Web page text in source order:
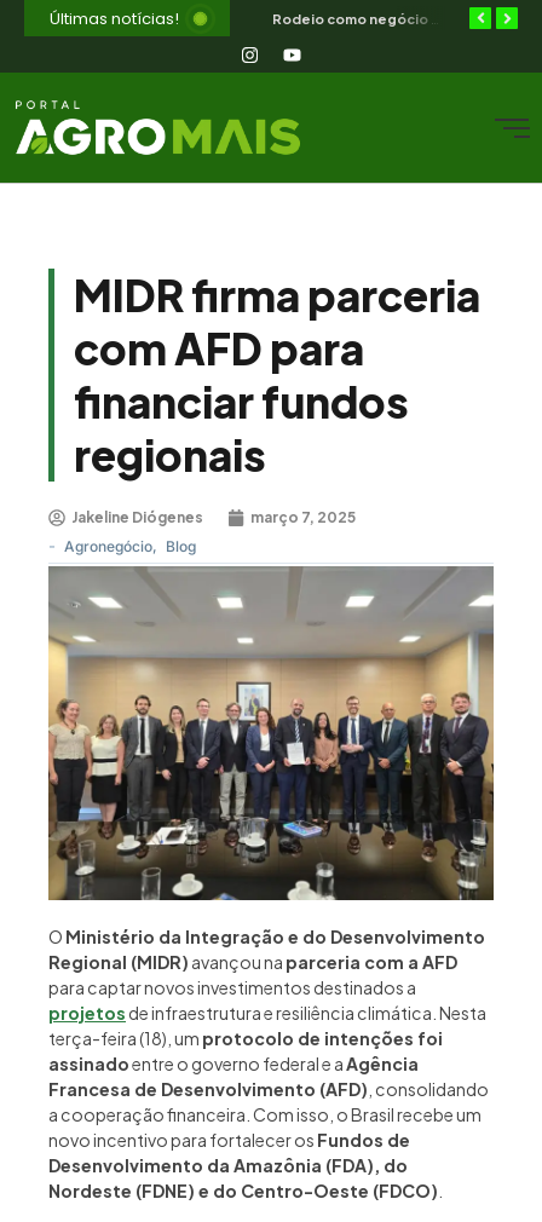
Últimas notícias!
MIDR firma parceria
com AFD para
financiar fundos
regionais
Jakeline Diógenes março 7, 2025
- Agronegócio, Blog
O Ministério da Integração e do Desenvolvimento
Regional (MIDR) avançou na parceria com a AFD
para captar novos investimentos destinados a
projetos de infraestrutura e resiliência climática. Nesta
terça-feira (18), um protocolo de intenções foi
assinadoentre o governo federal e aAgência
Francesa de Desenvolvimento (AFD) , consolidando
a cooperação financeira. Com isso, o Brasil recebe um
novo incentivo para fortalecer os Fundos de
Desenvolvimento da Amazônia (FDA), do
Nordeste (FDNE) e do Centro-Oeste (FDCO)